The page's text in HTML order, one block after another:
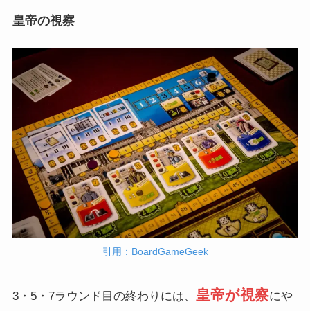
皇帝の視察
引用：BoardGameGeek
3・5・7ラウンド目の終わりには、 皇帝が視察にや